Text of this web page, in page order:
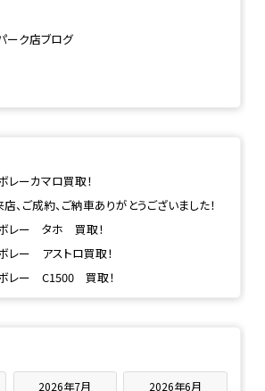
ーク店ブログ
レーカマロ買取！
、ご成約、ご納車ありがとうございました！
ボレー タホ 買取！
ボレー アストロ買取！
ボレー C1500 買取！
2026年7月 2026年6月